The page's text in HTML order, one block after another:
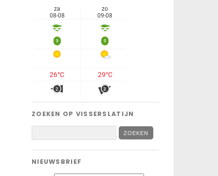
ZOEKEN OP VISSERSLATIJN
NIEUWSBRIEF